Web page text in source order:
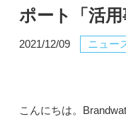
ポート「活用
2021/12/09 ニュー
こんにちは。